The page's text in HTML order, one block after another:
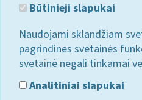
Būtinieji slapukai
Naudojami sklandžiam
pagrindines svetainės
svetainė negali tinkamai
Analitiniai slapukai